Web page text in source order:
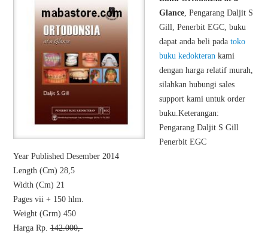
Glance, Pengarang Daljit S
Gill, Penerbit EGC, buku
dapat anda beli pada toko
buku kedokteran kami
dengan harga relatif murah,
silahkan hubungi sales
support kami untuk order
buku.Keterangan:
Pengarang Daljit S Gill
Penerbit EGC
Year Published Desember 2014
Length (Cm) 28,5
Width (Cm) 21
Pages vii + 150 hlm.
Weight (Grm) 450
Harga Rp.142.000,-